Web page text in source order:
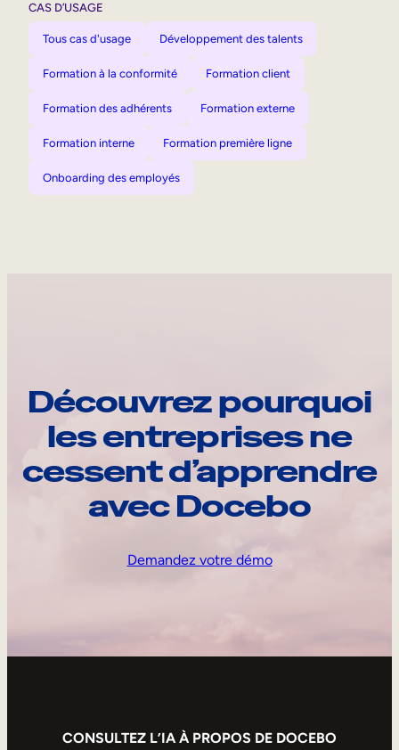
CAS D’USAGE
Tous cas d'usage Développement des talents
Formation à la conformité Formation client
Formation des adhérents Formation externe
Formation interne Formation première ligne
Onboarding des employés
Découvrez pourquoi
les entreprises ne
cessent d’apprendre
avec Docebo
Demandez votre démo
CONSULTEZ L’IA À PROPOS DE DOCEBO